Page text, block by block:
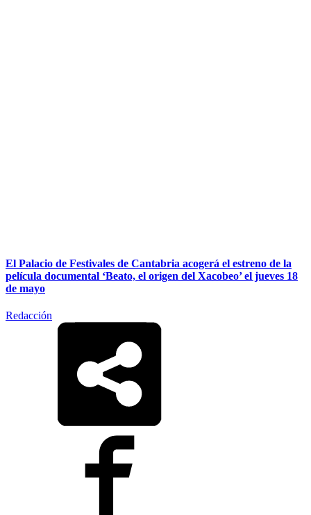
El Palacio de Festivales de Cantabria acogerá el estreno de la
película documental ‘Beato, el origen del Xacobeo’ el jueves 18
de mayo
Redacción